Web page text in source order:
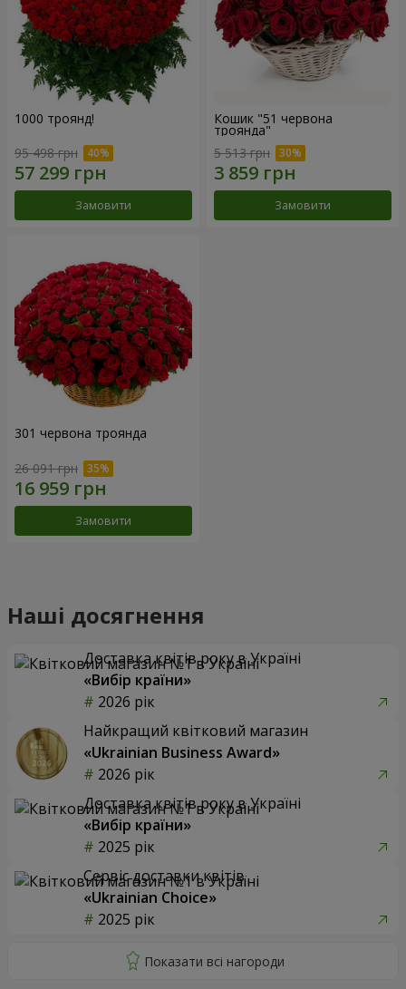
1000 троянд!
95 498 грн
Замовити
Кошик "51 червона
троянда"
5 513 грн
Замовити
301 червона троянда
26 091 грн
Замовити
Наші досягнення
Доставка квітів року в Україні
«Вибір країни»
2026 рік
Найкращий квітковий магазин
«Ukrainian Business Award»
2026 рік
Доставка квітів року в Україні
«Вибір країни»
2025 рік
Сервіс доставки квітів
«Ukrainian Choice»
2025 рік